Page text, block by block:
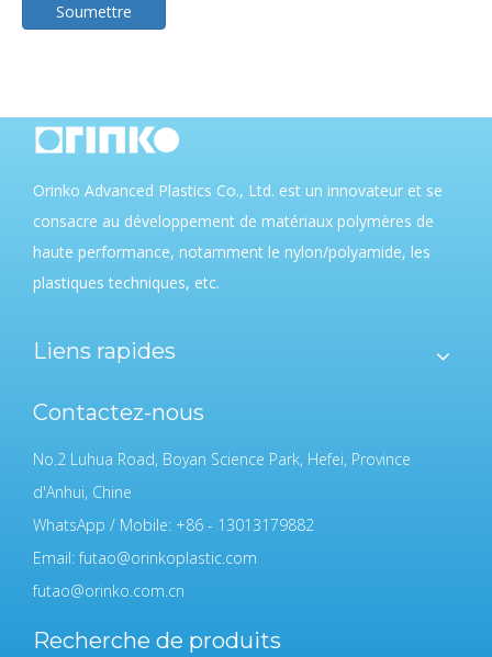
Soumettre
Orinko Advanced Plastics Co., Ltd. est un innovateur et se
consacre au développement de matériaux polymères de
haute performance, notamment le nylon/polyamide, les
plastiques techniques, etc.
Liens rapides
Contactez-nous
No.2 Luhua Road, Boyan Science Park, Hefei, Province
d'Anhui, Chine
WhatsApp / Mobile: +86 - 13013179882
Email:futao@orinkoplastic.com
futao@orinko.com.cn
Recherche de produits